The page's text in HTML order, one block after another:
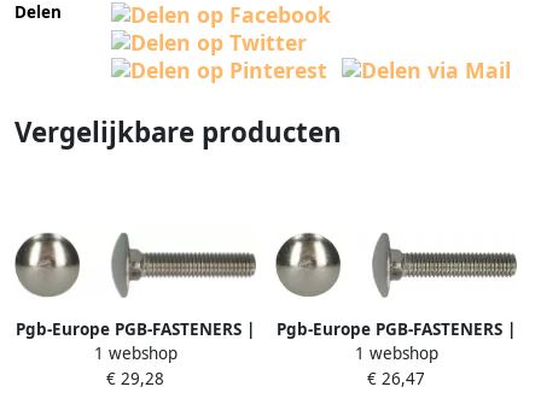
Delen
Vergelijkbare producten
Pgb-Europe PGB-FASTENERS |
Houtbout A2 DIN 603 M5x30
| 200 st
1 webshop
€ 29,28
Pgb-Europe PGB-FASTENERS |
Houtbout A2 DIN 603 M8x40
| 100 st
1 webshop
€ 26,47